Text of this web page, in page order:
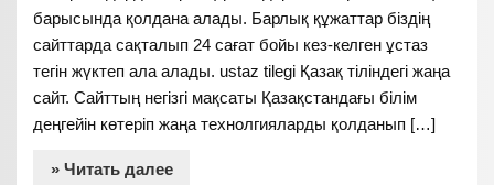
барысында қолдана алады. Барлық құжаттар біздің
сайттарда сақталып 24 сағат бойы кез-келген ұстаз
тегін жүктеп ала алады. ustaz tilegi Қазақ тіліндегі жаңа
сайт. Сайттың негізгі мақсаты Қазақстандағы білім
деңгейін көтеріп жаңа технолгияларды қолданып […]
» Читать далее